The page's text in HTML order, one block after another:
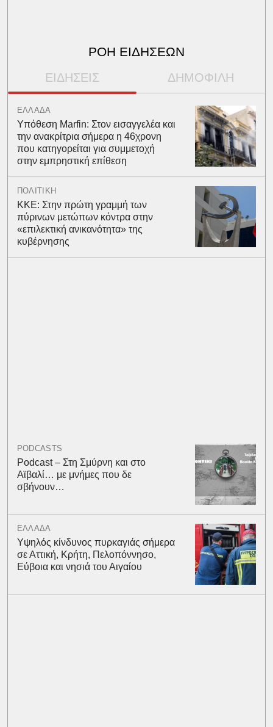
ΡΟΗ ΕΙΔΗΣΕΩΝ
ΕΙΔΗΣΕΙΣ ΔΗΜΟΦΙΛΗ
ΕΛΛΑΔΑ
Υπόθεση Marfin: Στον εισαγγελέα και
την ανακρίτρια σήμερα η 46χρονη
που κατηγορείται για συμμετοχή
στην εμπρηστική επίθεση
ΠΟΛΙΤΙΚΗ
ΚΚΕ: Στην πρώτη γραμμή των
πύρινων μετώπων κόντρα στην
«επιλεκτική ανικανότητα» της
κυβέρνησης
PODCASTS
Podcast – Στη Σμύρνη και στο
Αϊβαλί… με μνήμες που δε
σβήνουν…
ΕΛΛΑΔΑ
Υψηλός κίνδυνος πυρκαγιάς σήμερα
σε Αττική, Κρήτη, Πελοπόννησο,
Εύβοια και νησιά του Αιγαίου